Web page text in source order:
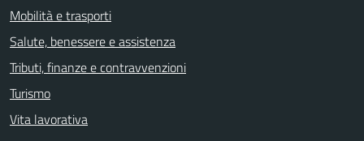
Mobilità e trasporti
Salute, benessere e assistenza
Tributi, finanze e contravvenzioni
Turismo
Vita lavorativa